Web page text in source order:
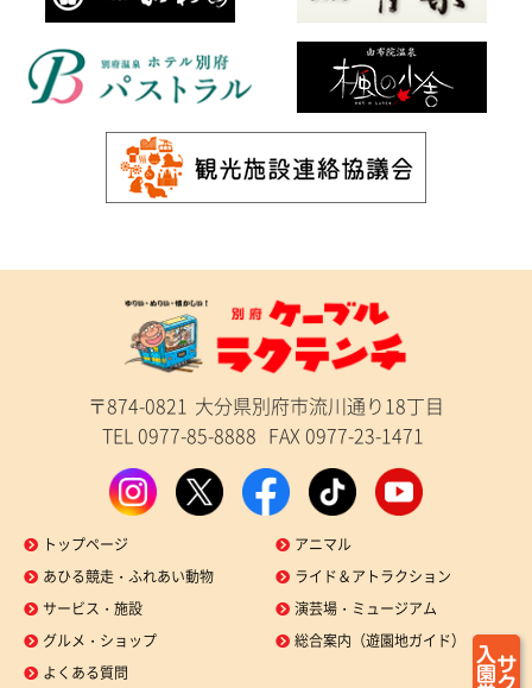
〒874-0821 大分県別府市流川通り18丁目
TEL 0977-85-8888 FAX 0977-23-1471
トップページ
アニマル
あひる競走・ふれあい動物
ライド＆アトラクション
サービス・施設
演芸場・ミュージアム
グルメ・ショップ
総合案内（遊園地ガイド）
よくある質問